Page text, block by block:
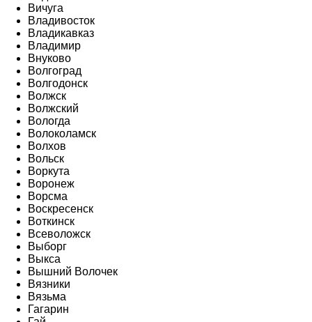
Вичуга
Владивосток
Владикавказ
Владимир
Внуково
Волгоград
Волгодонск
Волжск
Волжский
Вологда
Волоколамск
Волхов
Вольск
Воркута
Воронеж
Ворсма
Воскресенск
Воткинск
Всеволожск
Выборг
Выкса
Вышний Волочек
Вязники
Вязьма
Гагарин